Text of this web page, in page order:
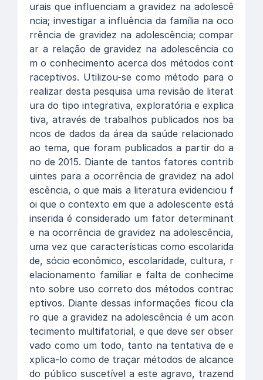
urais que influenciam a gravidez na adolescê
ncia; investigar a influência da família na oco
rrência de gravidez na adolescência; compar
ar a relação de gravidez na adolescência co
m o conhecimento acerca dos métodos cont
raceptivos. Utilizou-se como método para o
realizar desta pesquisa uma revisão de literat
ura do tipo integrativa, exploratória e explica
tiva, através de trabalhos publicados nos ba
ncos de dados da área da saúde relacionado
ao tema, que foram publicados a partir do a
no de 2015. Diante de tantos fatores contrib
uintes para a ocorrência de gravidez na adol
escência, o que mais a literatura evidenciou f
oi que o contexto em que a adolescente está
inserida é considerado um fator determinant
e na ocorrência de gravidez na adolescência,
uma vez que características como escolarida
de, sócio econômico, escolaridade, cultura, r
elacionamento familiar e falta de conhecime
nto sobre uso correto dos métodos contrac
eptivos. Diante dessas informações ficou cla
ro que a gravidez na adolescência é um acon
tecimento multifatorial, e que deve ser obser
vado como um todo, tanto na tentativa de e
xplica-lo como de traçar métodos de alcance
do público suscetível a este agravo, trazend